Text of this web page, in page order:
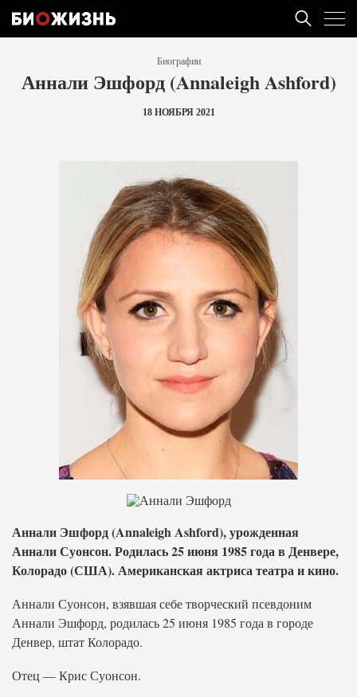
Биографии
Аннали Эшфорд (Annaleigh Ashford)
18 НОЯБРЯ 2021
Аннали Эшфорд (Annaleigh Ashford), урожденная
Аннали Суонсон. Родилась 25 июня 1985 года в Денвере,
Колорадо (США). Американская актриса театра и кино.
Аннали Суонсон, взявшая себе творческий псевдоним
Аннали Эшфорд, родилась 25 июня 1985 года в городе
Денвер, штат Колорадо.
Отец — Крис Суонсон.